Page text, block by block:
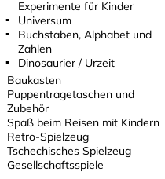
Experimente für Kinder
Universum
Buchstaben, Alphabet und
Zahlen
Dinosaurier / Urzeit
Baukasten
Puppentragetaschen und
Zubehör
Spaß beim Reisen mit Kindern
Retro-Spielzeug
Tschechisches Spielzeug
Gesellschaftsspiele